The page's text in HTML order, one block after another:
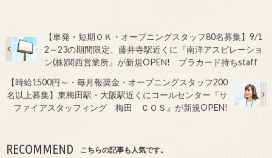
【単発・短期ＯＫ・オープニングスタッフ80名募集】9/1
2～23の期間限定、藤井寺駅近くに『南洋アスピレーショ
ン(株)関西営業所』が新規OPEN! プラカード持ちstaff
【時給1500円～・毎月報奨金・オープニングスタッフ200
名以上募集】東梅田駅・大阪駅近くにコールセンター『サ
ファイアスタッフィング 梅田 ＣＯＳ』が新規OPEN!
RECOMMEND こちらの記事も人気です。